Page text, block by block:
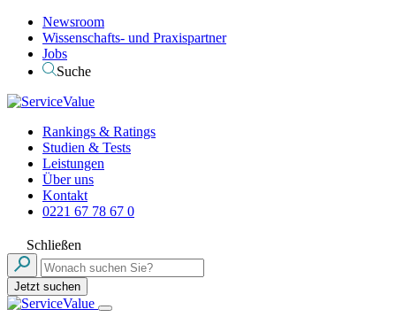
Newsroom
Wissenschafts- und Praxispartner
Jobs
Suche
Rankings & Ratings
Studien & Tests
Leistungen
Über uns
Kontakt
0221 67 78 67 0
Schließen
Jetzt suchen